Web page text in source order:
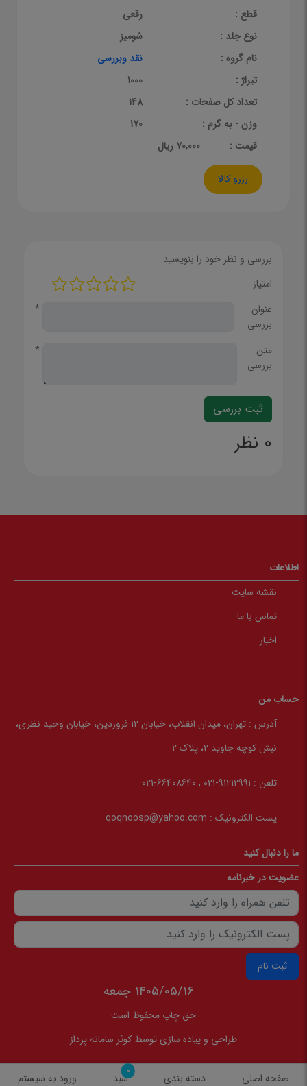
صفحه اصلی دسته بندی 0سبد ورود به سیستم
قطع :
رقعی
نوع جلد :
شومیز
نام گروه :
نقد وبررسی
تیراژ :
1000
تعداد کل صفحات :
148
وزن - به گرم :
170
قيمت :
70,000 ریال
رزرو کالا
بررسی و نظر خود را بنویسید
امتیاز
عنوان
بررسی
*
متن
بررسی
*
0 نظر
اطلاعات
نقشه سایت
تماس با ما
اخبار
حساب من
آدرس :
تهران، میدان انقلاب، خیابان 12 فروردین، خیابان وحید نظری،
نبش کوچه جاوید 2، پلاک 2
تلفن : 91212991-021 , 66408640-021
پست الکترونیک : qoqnoosp@yahoo.com
ما را دنبال کنید
عضویت در خبرنامه
ثبت نام
1405/05/16 جمعه
حق چاپ محفوظ است
طراحی و پیاده سازی توسط کوثر سامانه پرداز